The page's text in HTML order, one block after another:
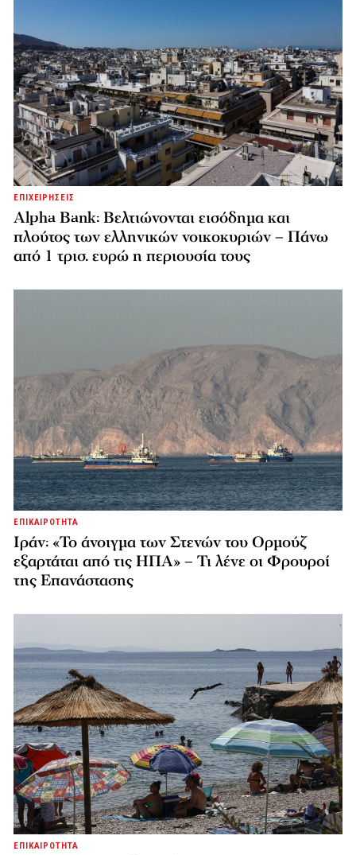
ΕΠΙΧΕΙΡΗΣΕΙΣ
Alpha Bank: Βελτιώνονται εισόδημα και
πλούτος των ελληνικών νοικοκυριών – Πάνω
από 1 τρισ. ευρώ η περιουσία τους
ΕΠΙΚΑΙΡΟΤΗΤΑ
Ιράν: «Το άνοιγμα των Στενών του Ορμούζ
εξαρτάται από τις ΗΠΑ» – Τι λένε οι Φρουροί
της Επανάστασης
ΕΠΙΚΑΙΡΟΤΗΤΑ